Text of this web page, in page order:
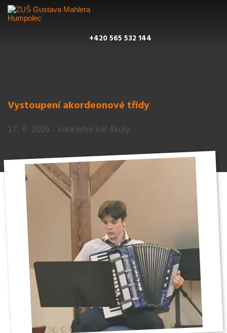
+420 565 532 144
Vystoupení akordeonové třídy
17. 6. 2026 - koncertní sál školy